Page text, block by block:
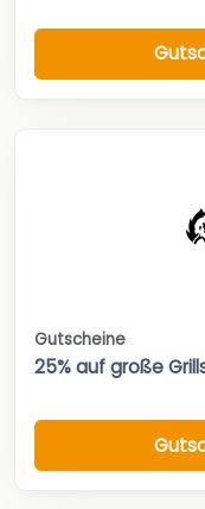
Gutscheine
25% auf große